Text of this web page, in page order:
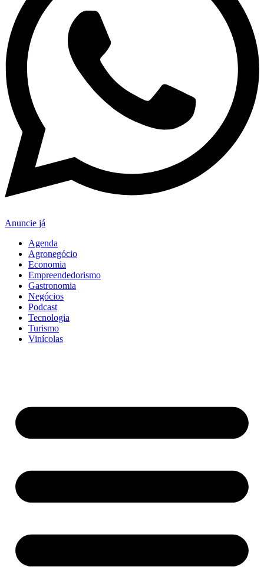
Anuncie já
Agenda
Agronegócio
Economia
Empreendedorismo
Gastronomia
Negócios
Podcast
Tecnologia
Turismo
Vinícolas